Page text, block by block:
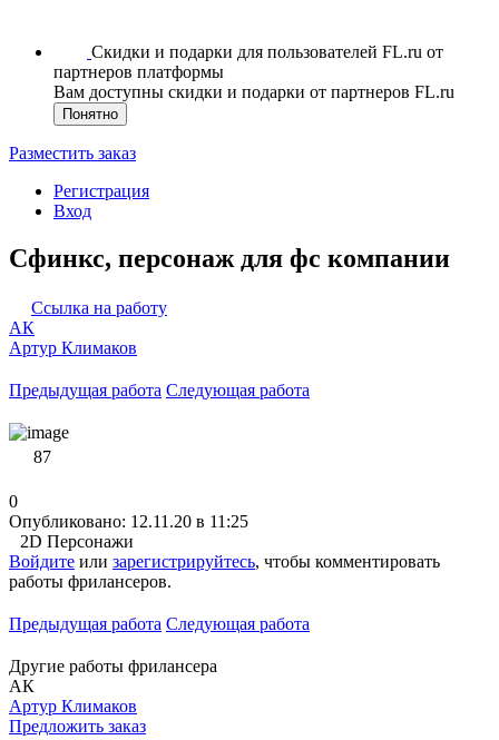
Скидки и подарки для пользователей FL.ru от
партнеров платформы
Вам доступны скидки и подарки от партнеров FL.ru
Понятно
Разместить заказ
Регистрация
Вход
Сфинкс, персонаж для фс компании
Ссылка на работу
АК
Артур Климаков
Предыдущая работа Следующая работа
87
0
Опубликовано: 12.11.20 в 11:25
2D Персонажи
Войдите или зарегистрируйтесь, чтобы комментировать
работы фрилансеров.
Предыдущая работа Следующая работа
Другие работы фрилансера
АК
Артур Климаков
Предложить заказ